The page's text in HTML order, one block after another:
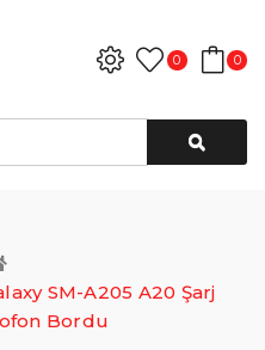
0 0
SM-A205 A20 Şarj
Bordu